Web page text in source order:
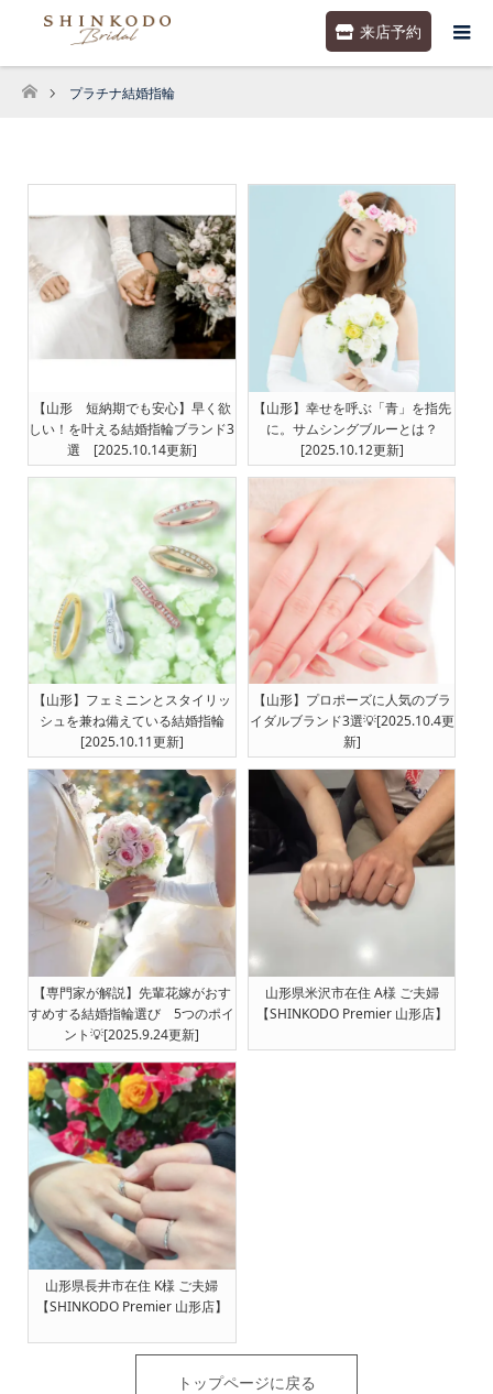
来店予約
ホーム
プラチナ結婚指輪
【山形 短納期でも安心】早く欲
しい！を叶える結婚指輪ブランド3
選 [2025.10.14更新]
【山形】幸せを呼ぶ「青」を指先
に。サムシングブルーとは？
[2025.10.12更新]
【山形】フェミニンとスタイリッ
シュを兼ね備えている結婚指輪
[2025.10.11更新]
【山形】プロポーズに人気のブラ
イダルブランド3選💡[2025.10.4更
新]
【専門家が解説】先輩花嫁がおす
すめする結婚指輪選び 5つのポイ
ント💡[2025.9.24更新]
山形県米沢市在住 A様 ご夫婦
【SHINKODO Premier 山形店】
山形県長井市在住 K様 ご夫婦
【SHINKODO Premier 山形店】
トップページに戻る